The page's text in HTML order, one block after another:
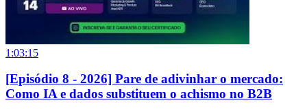
1:03:15
[Episódio 8 - 2026] Pare de adivinhar o mercado:
Como IA e dados substituem o achismo no B2B